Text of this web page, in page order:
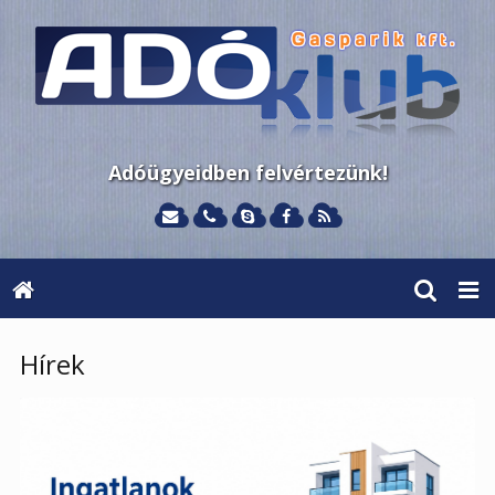
Adóügyeidben felvértezünk!
Hírek